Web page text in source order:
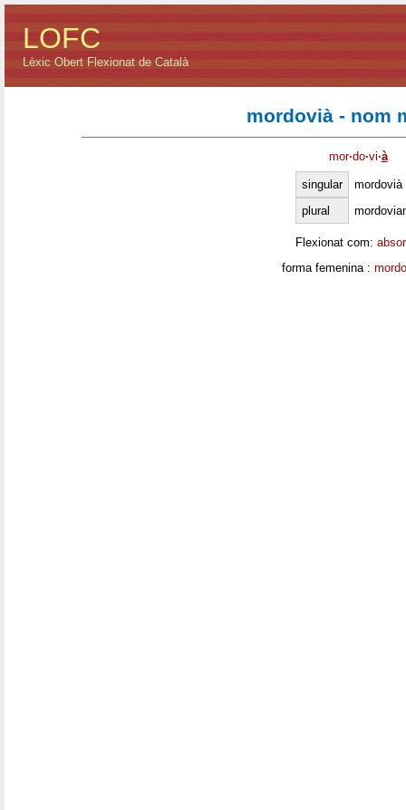
LOFC
Lèxic Obert Flexionat de Català
mordovià - nom
mor·do·vi·à
singular
mordovià
plural
Flexionat com:
forma femenina :